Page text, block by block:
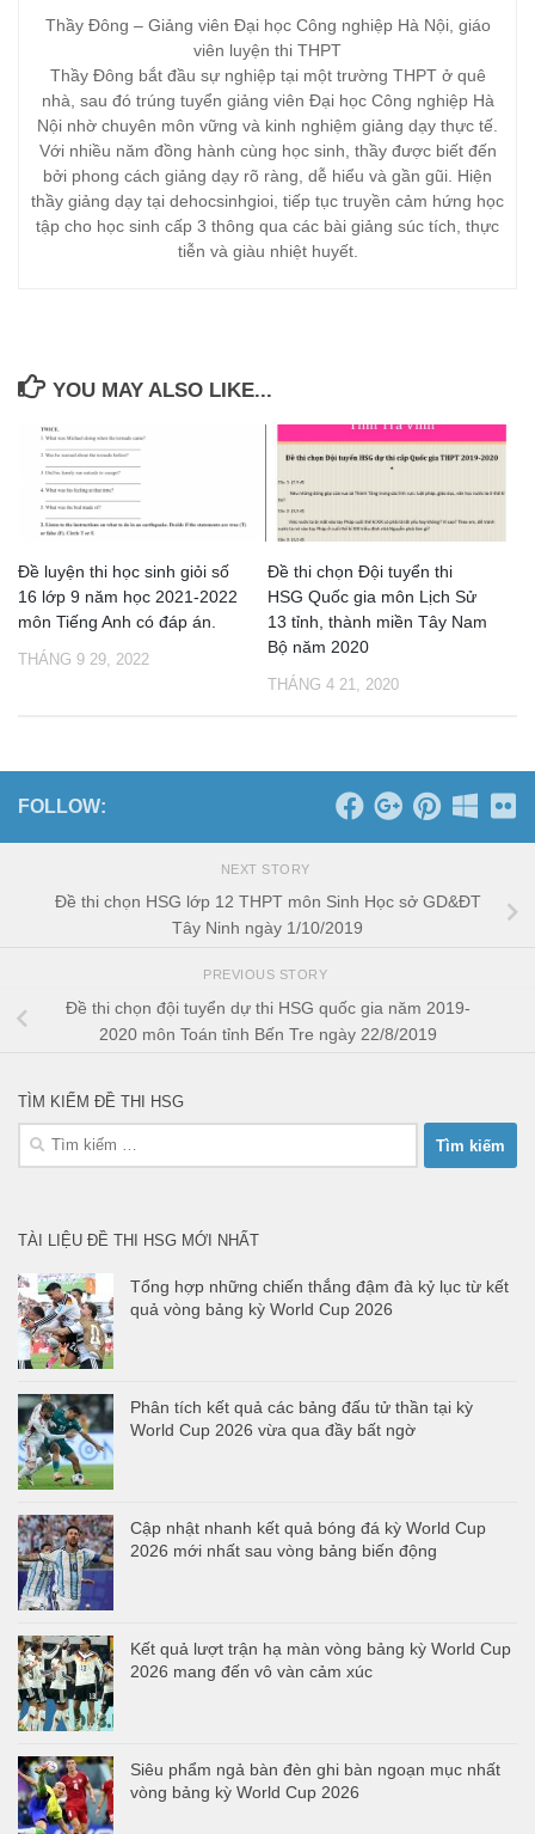
Thầy Đông – Giảng viên Đại học Công nghiệp Hà Nội, giáo
viên luyện thi THPT
Thầy Đông bắt đầu sự nghiệp tại một trường THPT ở quê
nhà, sau đó trúng tuyển giảng viên Đại học Công nghiệp Hà
Nội nhờ chuyên môn vững và kinh nghiệm giảng dạy thực tế.
Với nhiều năm đồng hành cùng học sinh, thầy được biết đến
bởi phong cách giảng dạy rõ ràng, dễ hiểu và gần gũi. Hiện
thầy giảng dạy tại dehocsinhgioi, tiếp tục truyền cảm hứng học
tập cho học sinh cấp 3 thông qua các bài giảng súc tích, thực
tiễn và giàu nhiệt huyết.
YOU MAY ALSO LIKE...
Đề luyện thi học sinh giỏi số
16 lớp 9 năm học 2021-2022
môn Tiếng Anh có đáp án.
THÁNG 9 29, 2022
Đề thi chọn Đội tuyển thi
HSG Quốc gia môn Lịch Sử
13 tỉnh, thành miền Tây Nam
Bộ năm 2020
THÁNG 4 21, 2020
FOLLOW:
NEXT STORY
Đề thi chọn HSG lớp 12 THPT môn Sinh Học sở GD&ĐT
Tây Ninh ngày 1/10/2019
PREVIOUS STORY
Đề thi chọn đội tuyển dự thi HSG quốc gia năm 2019-
2020 môn Toán tỉnh Bến Tre ngày 22/8/2019
TÌM KIẾM ĐỀ THI HSG
Tìm
TÀI LIỆU ĐỀ THI HSG MỚI NHẤT
Tổng hợp những chiến thắng đậm đà kỷ lục từ kết
quả vòng bảng kỳ World Cup 2026
Phân tích kết quả các bảng đấu tử thần tại kỳ
World Cup 2026 vừa qua đầy bất ngờ
Cập nhật nhanh kết quả bóng đá kỳ World Cup
2026 mới nhất sau vòng bảng biến động
Kết quả lượt trận hạ màn vòng bảng kỳ World Cup
2026 mang đến vô vàn cảm xúc
Siêu phẩm ngả bàn đèn ghi bàn ngoạn mục nhất
vòng bảng kỳ World Cup 2026